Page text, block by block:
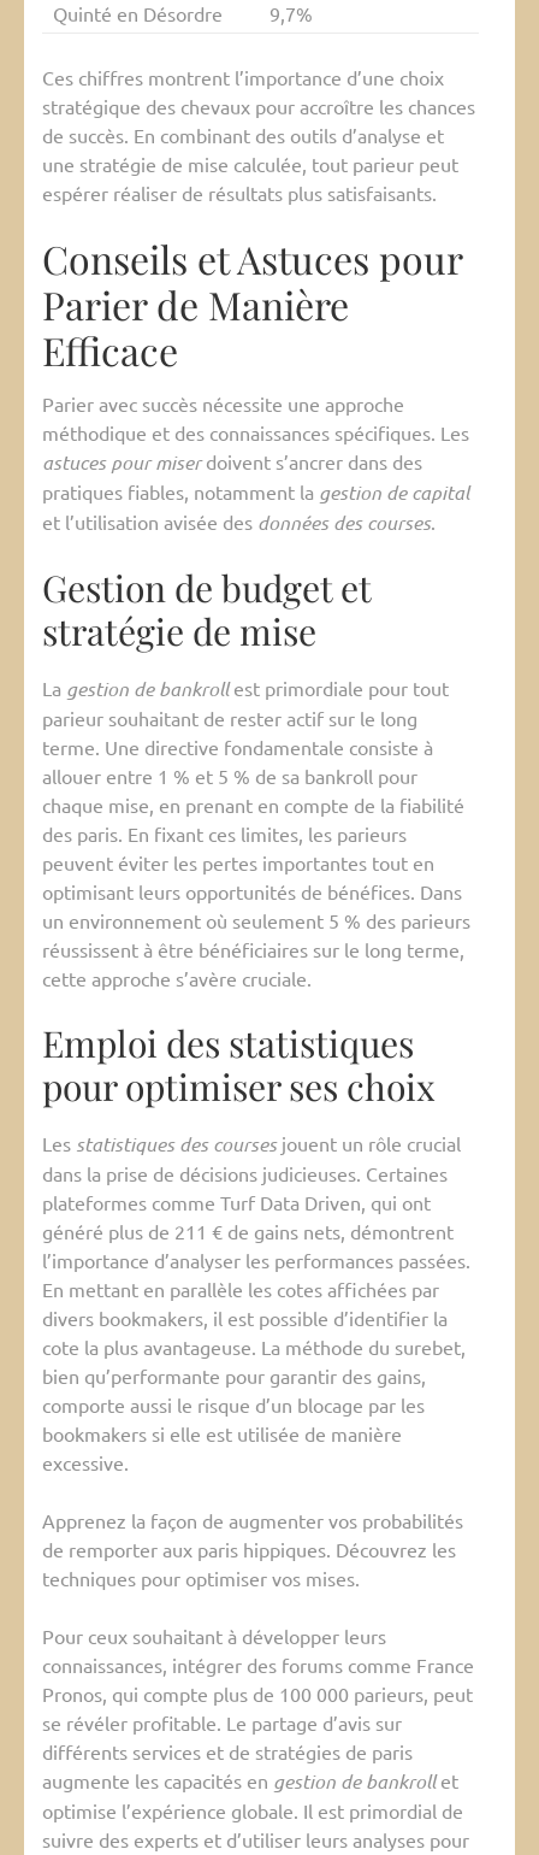
Quinté en Désordre
9,7%
Ces chiffres montrent l’importance d’une choix
stratégique des chevaux pour accroître les chances
de succès. En combinant des outils d’analyse et
une stratégie de mise calculée, tout parieur peut
espérer réaliser de résultats plus satisfaisants.
Conseils et Astuces pour
Parier de Manière
Efficace
Parier avec succès nécessite une approche
méthodique et des connaissances spécifiques. Les
astuces pour miserdoivent s’ancrer dans des
pratiques fiables, notamment la gestion de capital
et l’utilisation avisée des données des courses.
Gestion de budget et
stratégie de mise
La gestion de bankrollest primordiale pour tout
parieur souhaitant de rester actif sur le long
terme. Une directive fondamentale consiste à
allouer entre 1 % et 5 % de sa bankroll pour
chaque mise, en prenant en compte de la fiabilité
des paris. En fixant ces limites, les parieurs
peuvent éviter les pertes importantes tout en
optimisant leurs opportunités de bénéfices. Dans
un environnement où seulement 5 % des parieurs
réussissent à être bénéficiaires sur le long terme,
cette approche s’avère cruciale.
Emploi des statistiques
pour optimiser ses choix
Les statistiques des coursesjouent un rôle crucial
dans la prise de décisions judicieuses. Certaines
plateformes comme Turf Data Driven, qui ont
généré plus de 211 € de gains nets, démontrent
l’importance d’analyser les performances passées.
En mettant en parallèle les cotes affichées par
divers bookmakers, il est possible d’identifier la
cote la plus avantageuse. La méthode du surebet,
bien qu’performante pour garantir des gains,
comporte aussi le risque d’un blocage par les
bookmakers si elle est utilisée de manière
excessive.
Apprenez la façon de augmenter vos probabilités
de remporter aux paris hippiques. Découvrez les
techniques pour optimiser vos mises.
Pour ceux souhaitant à développer leurs
connaissances, intégrer des forums comme France
Pronos, qui compte plus de 100 000 parieurs, peut
se révéler profitable. Le partage d’avis sur
différents services et de stratégies de paris
augmente les capacités en gestion de bankrollet
optimise l’expérience globale. Il est primordial de
suivre des experts et d’utiliser leurs analyses pour